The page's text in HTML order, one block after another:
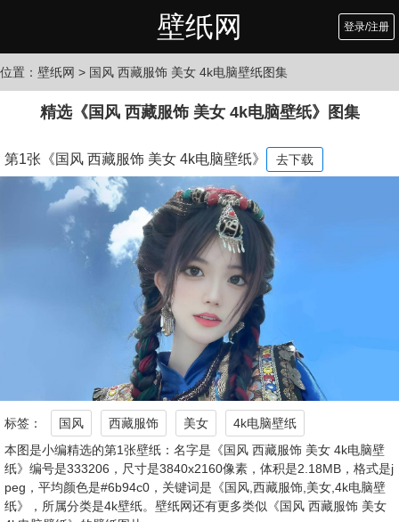
壁纸网 登录/注册
位置： 壁纸网 > 国风 西藏服饰 美女 4k电脑壁纸图集
精选《国风 西藏服饰 美女 4k电脑壁纸》图集
第1张《国风 西藏服饰 美女 4k电脑壁纸》 去下载
标签： 国风 西藏服饰 美女
4k电脑壁纸
本图是小编精选的第1张壁纸：名字是《国风 西藏服饰 美女 4k电脑壁
纸》编号是333206，尺寸是3840x2160像素，体积是2.18MB，格式是j
peg，平均颜色是#6b94c0，关键词是《国风,西藏服饰,美女,4k电脑壁
纸》，所属分类是4k壁纸。壁纸网还有更多类似《国风 西藏服饰 美女